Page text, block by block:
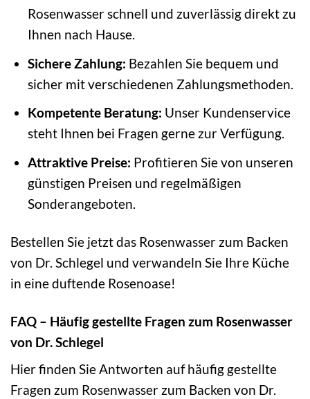
Rosenwasser schnell und zuverlässig direkt zu
Ihnen nach Hause.
Sichere Zahlung: Bezahlen Sie bequem und
sicher mit verschiedenen Zahlungsmethoden.
Kompetente Beratung: Unser Kundenservice
steht Ihnen bei Fragen gerne zur Verfügung.
Attraktive Preise: Profitieren Sie von unseren
günstigen Preisen und regelmäßigen
Sonderangeboten.
Bestellen Sie jetzt das Rosenwasser zum Backen
von Dr. Schlegel und verwandeln Sie Ihre Küche
in eine duftende Rosenoase!
FAQ – Häufig gestellte Fragen zum Rosenwasser
von Dr. Schlegel
Hier finden Sie Antworten auf häufig gestellte
Fragen zum Rosenwasser zum Backen von Dr.